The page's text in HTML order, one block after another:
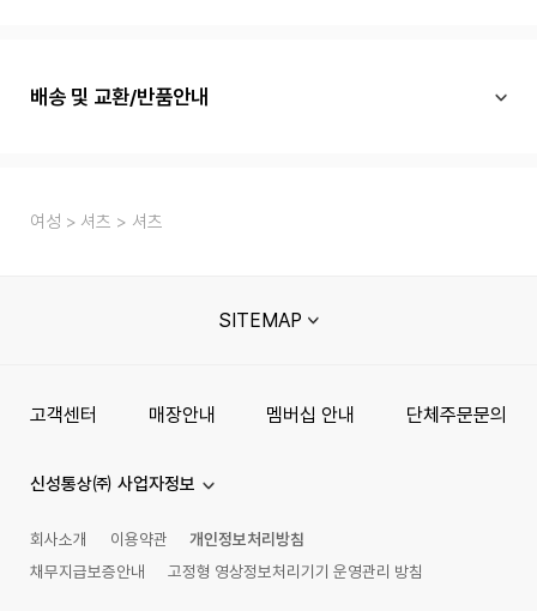
배송 및 교환/반품안내
여성 셔츠 셔츠
SITEMAP
고객센터 매장안내 멤버십 안내 단체주문문의
신성통상㈜ 사업자정보
회사소개 이용약관
개인정보처리방침
채무지급보증안내
고정형 영상정보처리기기 운영관리 방침